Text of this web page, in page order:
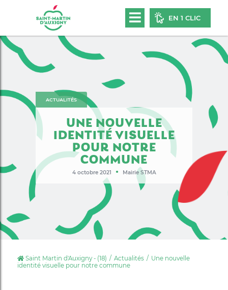
EN 1 CLIC
ACTUALITÉS
UNE NOUVELLE
IDENTITÉ VISUELLE
POUR NOTRE
COMMUNE
4 octobre 2021 ● Mairie STMA
Saint Martin d'Auxigny - (18) Actualités
Une nouvelle
identité visuelle pour notre commune